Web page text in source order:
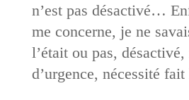
n’est pas désactivé…
me concerne, je ne
l’était ou pas, désactivé,
d’urgence, nécessité